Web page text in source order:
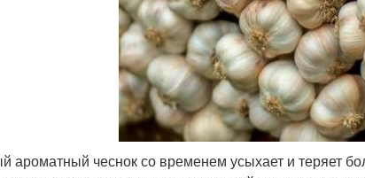
ароматный чеснок со временем усыхает и теряет